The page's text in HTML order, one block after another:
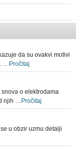
da su ovakvi motivi
… Pročitaj
o elektrodama
njih … Pročitaj
u obzir uzmu detalji